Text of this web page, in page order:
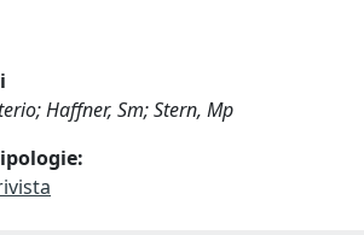
Haffner, Sm; Stern, Mp